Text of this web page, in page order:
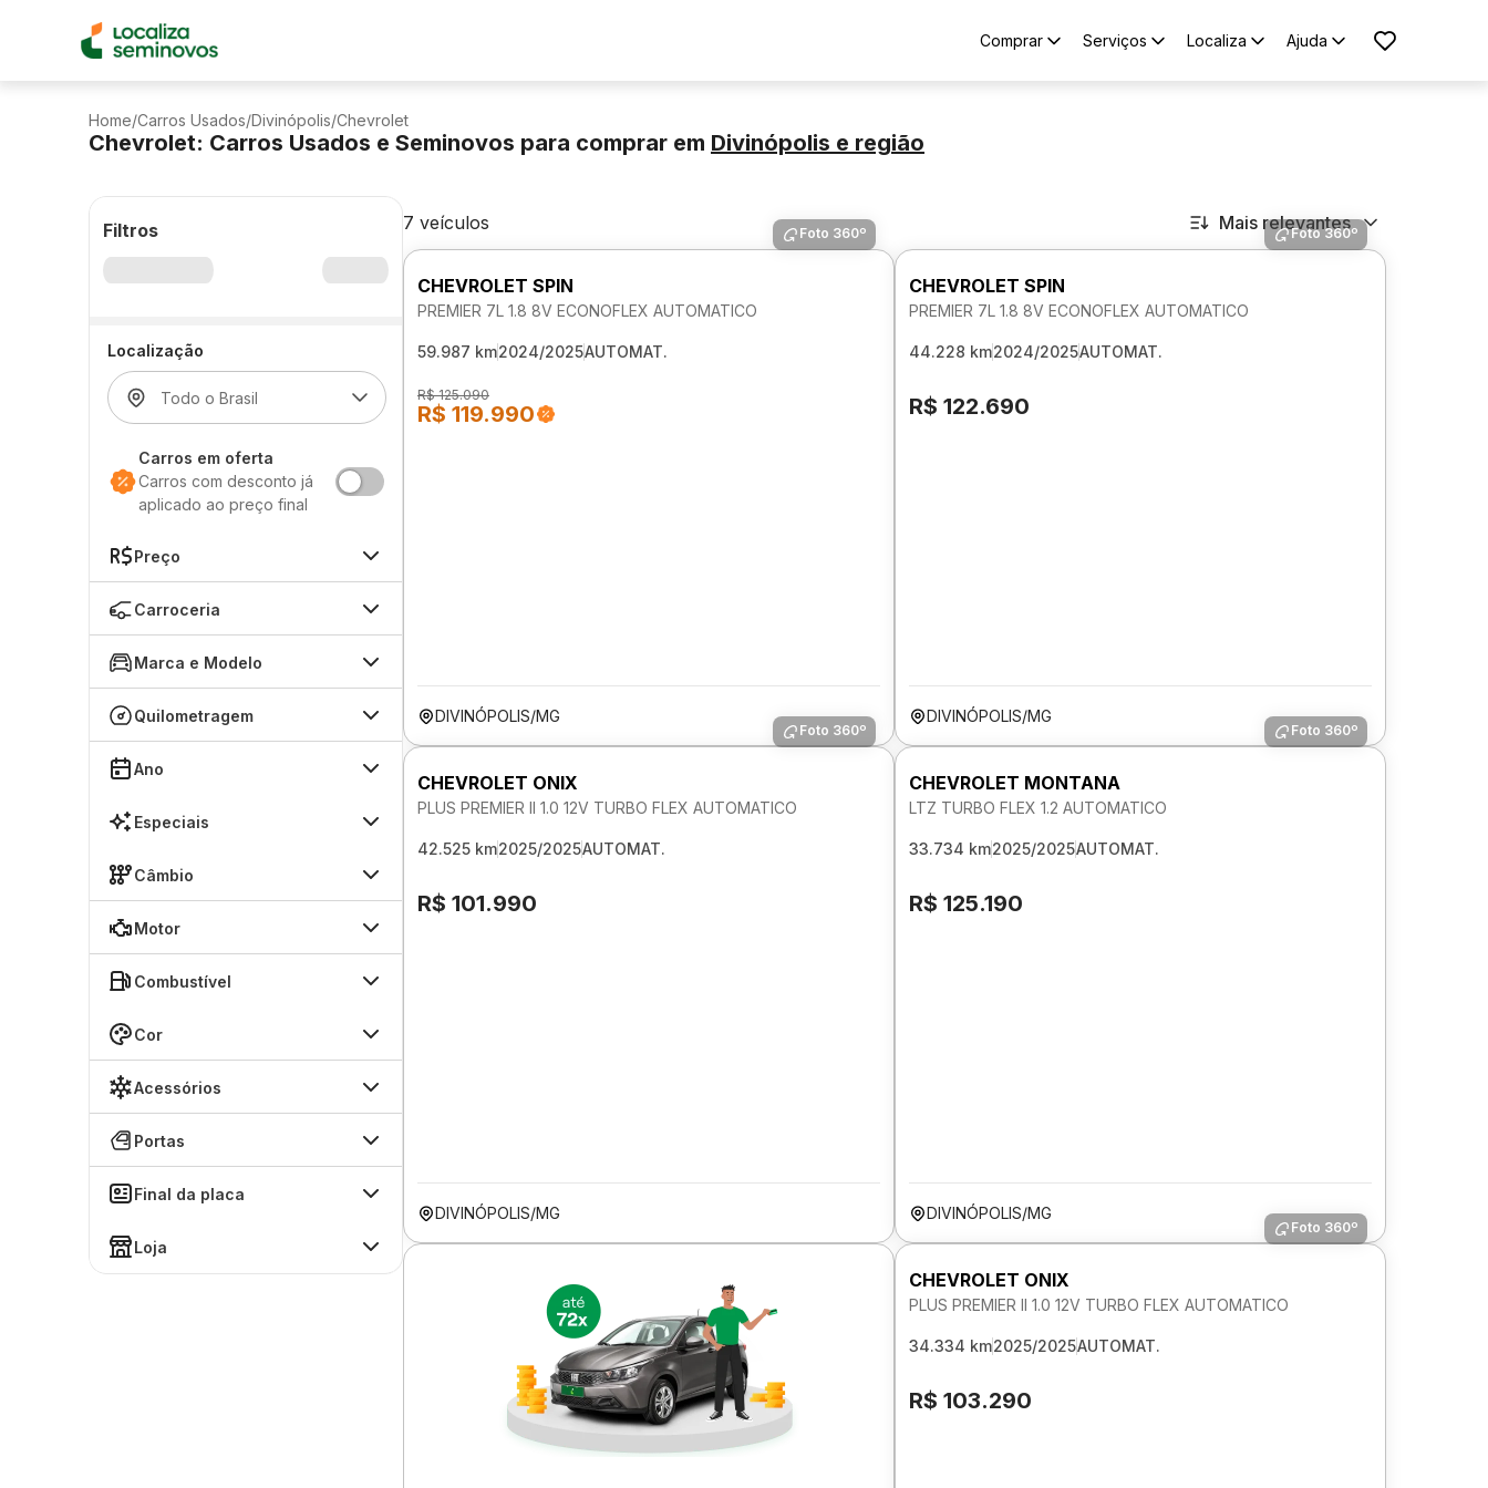
Comprar Serviços Localiza Ajuda
Home/Carros Usados/Divinópolis/Chevrolet
Chevrolet: Carros Usados e Seminovos para comprar em Divinópolis e região
Filtros
Localização
Carros em oferta
Carros com desconto já
aplicado ao preço final
Preço
Carroceria
Marca e Modelo
Quilometragem
Ano
Especiais
Câmbio
Motor
Combustível
Cor
Acessórios
Portas
Final da placa
Loja
7 veículos Mais relevantes
Foto 360º
CHEVROLET SPIN
PREMIER 7L 1.8 8V ECONOFLEX AUTOMATICO
59.987 km2024/2025AUTOMAT.
R$ 125.090
R$ 119.990
DIVINÓPOLIS/MG
Foto 360º
CHEVROLET SPIN
PREMIER 7L 1.8 8V ECONOFLEX AUTOMATICO
44.228 km2024/2025AUTOMAT.
R$ 122.690
DIVINÓPOLIS/MG
Foto 360º
CHEVROLET ONIX
PLUS PREMIER II 1.0 12V TURBO FLEX AUTOMATICO
42.525 km2025/2025AUTOMAT.
R$ 101.990
DIVINÓPOLIS/MG
Foto 360º
CHEVROLET MONTANA
LTZ TURBO FLEX 1.2 AUTOMATICO
33.734 km2025/2025AUTOMAT.
R$ 125.190
DIVINÓPOLIS/MG
Foto 360º
CHEVROLET ONIX
PLUS PREMIER II 1.0 12V TURBO FLEX AUTOMATICO
34.334 km2025/2025AUTOMAT.
R$ 103.290